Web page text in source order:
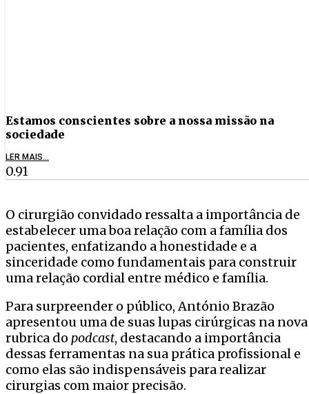
Estamos conscientes sobre a nossa missão na
sociedade
LER MAIS...
O cirurgião convidado ressalta a importância de
estabelecer uma boa relação com a família dos
pacientes, enfatizando a honestidade e a
sinceridade como fundamentais para construir
uma relação cordial entre médico e família.
Para surpreender o público, António Brazão
apresentou uma de suas lupas cirúrgicas na nova
rubrica do podcast, destacando a importância
dessas ferramentas na sua prática profissional e
como elas são indispensáveis para realizar
cirurgias com maior precisão.